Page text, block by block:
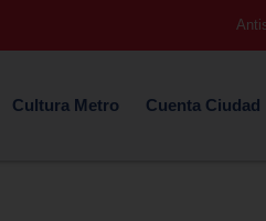
Cultura Metro Cuenta Ciudad